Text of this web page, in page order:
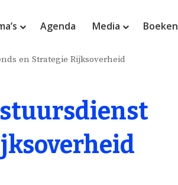
Agenda Media Boeken
en Strategie Rijksoverheid